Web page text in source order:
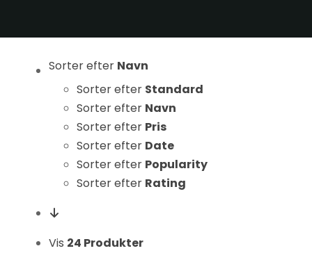
Sorter efter Navn
Sorter efter Standard
Sorter efter Navn
Sorter efter Pris
Sorter efter Date
Sorter efter Popularity
Sorter efter Rating
Vis 24 Produkter
For at vores
hjemmeside
skal fungere
så godt som
muligt under
dit besøg.
nægter disse
cookies,